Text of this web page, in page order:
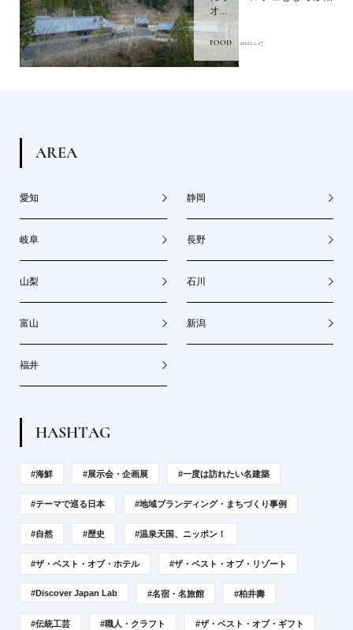
オ...
FOOD 2021.1.17
AREA
愛知 静岡
岐阜 長野
山梨 石川
富山 新潟
福井
HASHTAG
#海鮮 #展示会・企画展 #一度は訪れたい名建築
#テーマで巡る日本 #地域ブランディング・まちづくり事例
#自然 #歴史 #温泉天国、ニッポン！
#ザ・ベスト・オブ・ホテル #ザ・ベスト・オブ・リゾート
#Discover Japan Lab #名宿・名旅館 #柏井壽
#伝統工芸 #職人・クラフト #ザ・ベスト・オブ・ギフト